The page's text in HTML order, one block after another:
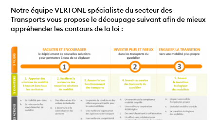
Notre équipe VERTONE spécialiste du secteur des
Transports vous propose le découpage suivant afin de mieux
appréhender les contours de la loi :